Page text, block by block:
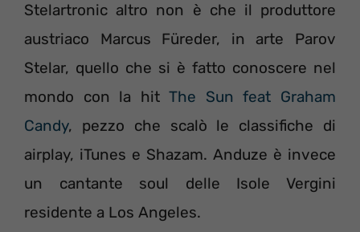
Stelartronic altro non è che il produttore
austriaco Marcus Füreder, in arte Parov
Stelar, quello che si è fatto conoscere nel
mondo con la hitThe Sun feat Graham
Candy, pezzo che scalò le classifiche di
airplay, iTunes e Shazam. Anduze è invece
un cantante soul delle Isole Vergini
residente a Los Angeles.